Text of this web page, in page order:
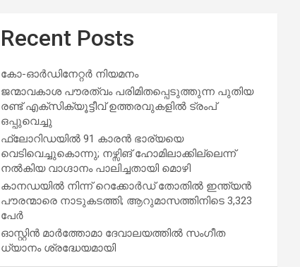
Recent Posts
കോ-ഓർഡിനേറ്റർ നിയമനം
ജന്മാവകാശ പൗരത്വം പരിമിതപ്പെടുത്തുന്ന പുതിയ
രണ്ട് എക്സിക്യൂട്ടീവ് ഉത്തരവുകളിൽ ട്രംപ്
ഒപ്പുവെച്ചു
ഫ്ലോറിഡയിൽ 91 കാരൻ ഭാര്യയെ
വെടിവെച്ചുകൊന്നു; നഴ്സിങ് ഹോമിലാക്കില്ലെന്ന്
നൽകിയ വാഗ്ദാനം പാലിച്ചതായി മൊഴി
കാനഡയിൽ നിന്ന് റെക്കോർഡ് തോതിൽ ഇന്ത്യൻ
പൗരന്മാരെ നാടുകടത്തി; ആറുമാസത്തിനിടെ 3,323
പേർ
ഓസ്റ്റിൻ മാർത്തോമാ ദേവാലയത്തിൽ സംഗീത
ധ്യാനം ശ്രദ്ധേയമായി